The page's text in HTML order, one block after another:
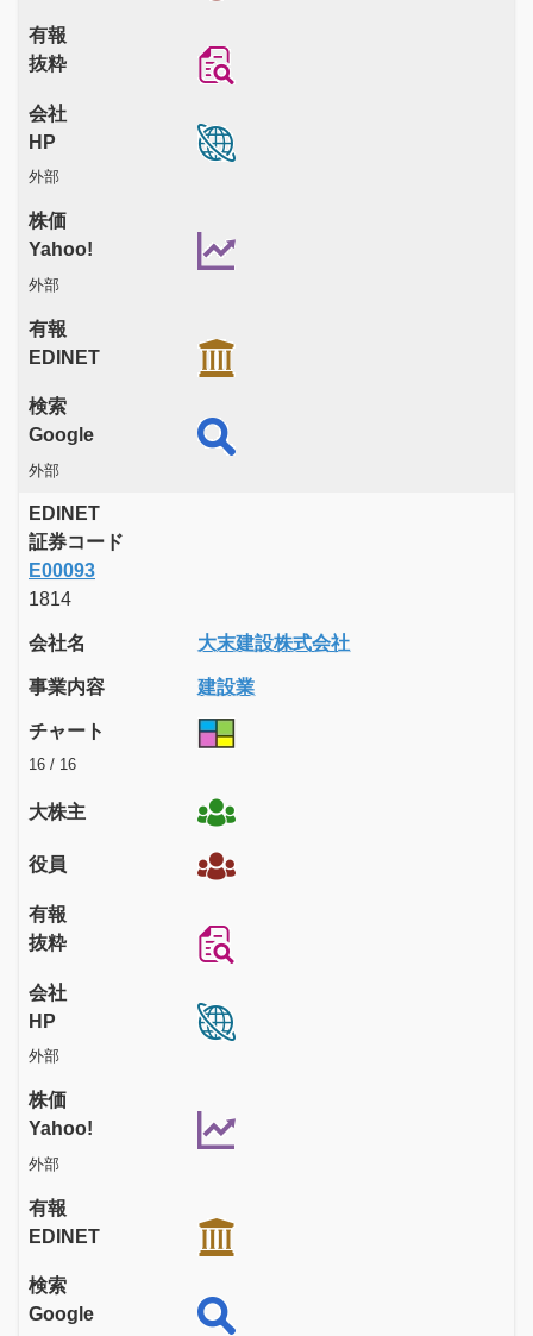
有報
抜粋
会社
HP
外部
株価
Yahoo!
外部
有報
EDINET
検索
Google
外部
EDINET
証券コード
E00093
1814
会社名 大末建設株式会社
事業内容 建設業
チャート
16 / 16
大株主
役員
有報
抜粋
会社
HP
外部
株価
Yahoo!
外部
有報
EDINET
検索
Google